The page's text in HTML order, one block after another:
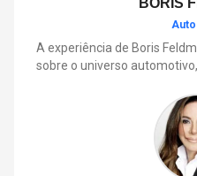
BORIS
Auto
A experiência de Boris
sobre o universo
que envolve o dia